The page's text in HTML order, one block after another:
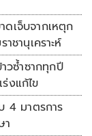
ดเจ็บจากเหตุก
าชานุเคราะห์
วซ้ำซากทุกปี
งแก้ไข
4 มาตรการ
า